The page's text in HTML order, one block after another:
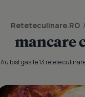
Reteteculinare.RO/
mancare
Au fost gasite 13 retete